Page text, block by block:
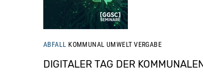
ABFALL KOMMUNAL UMWELT VERGABE
DIGITALER TAG DER